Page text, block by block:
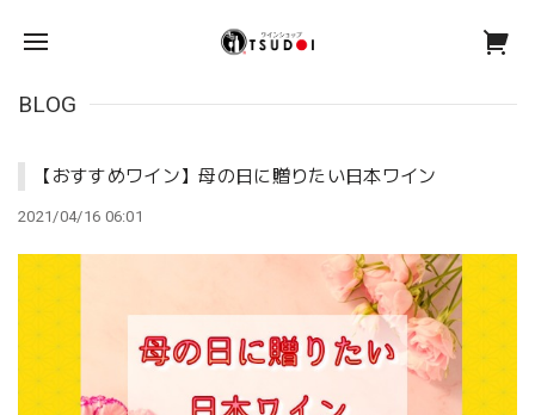
BLOG
【おすすめワイン】母の日に贈りたい日本ワイン
2021/04/16 06:01